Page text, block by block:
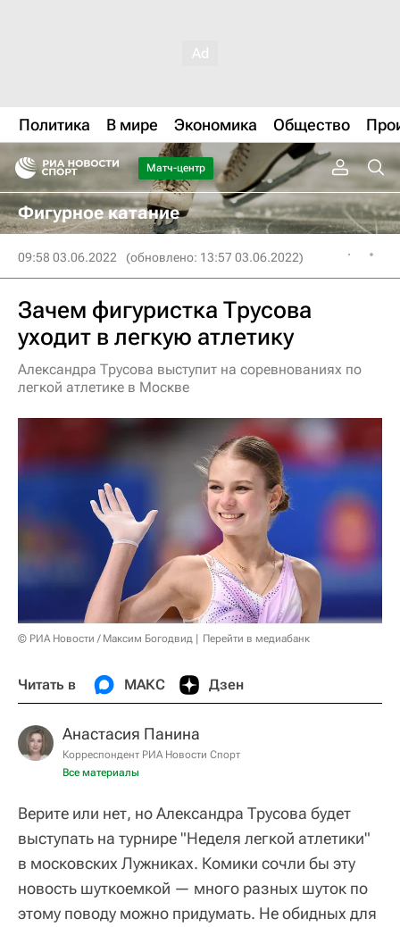
Политика В мире Экономика Общество
Матч-центр
Фигурное катание
09:58 03.06.2022 (обновлено: 13:57 03.06.2022)
Зачем фигуристка Трусова
уходит в легкую атлетику
Александра Трусова выступит на соревнованиях по
легкой атлетике в Москве
© РИА Новости / Максим Богодвид Перейти в медиабанк
Читать в МАКС Дзен
Анастасия Панина
Корреспондент РИА Новости Спорт
Все материалы
Верите или нет, но Александра Трусова будет
выступать на турнире "Неделя легкой атлетики"
в московских Лужниках. Комики сочли бы эту
новость шуткоемкой — много разных шуток по
этому поводу можно придумать. Не обидных для